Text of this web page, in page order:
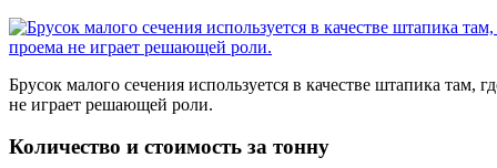
Брусок малого сечения используется в качестве штапика там,
не играет решающей роли.
Количество и стоимость за тонну